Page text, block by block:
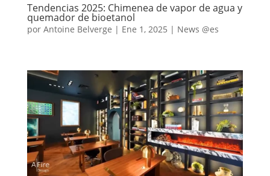
Tendencias 2025: Chimenea de vapor de agua y
quemador de bioetanol
por Antoine Belverge | Ene 1, 2025 | News @es